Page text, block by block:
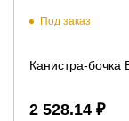
Под заказ
Канистра-
2 528.14 ₽